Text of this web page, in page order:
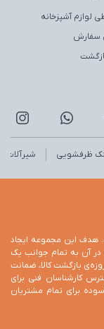
لوازم آشپزخانه
سفارش
ظرفشویی شیرآلات
هدف این مجموعه ایجاد
آن به تمام جوانب یک
مطمئن توجه شده باشد. در همین راستا ضمانت 7 روزه‌ی بازگشت کالا، ضمانت
کارشناسان فنی برای
برای تمام مشتریان